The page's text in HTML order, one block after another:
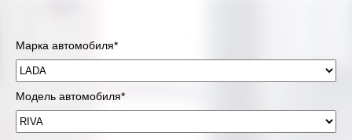
Марка автомобиля*
Модель автомобиля*